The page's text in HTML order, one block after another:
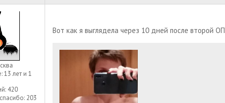
13 лет и 1
420
203
Вот как я выглядела через 10 дней после второй ОП